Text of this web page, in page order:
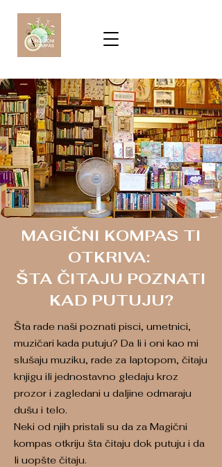
MAGIČNI KOMPAS TI
OTKRIVA:
ŠTA ČITAJU POZNATI
KAD PUTUJU?
Šta rade naši poznati pisci, umetnici,
muzičari kada putuju? Da li i oni kao mi
slušaju muziku, rade za laptopom, čitaju
knjigu ili jednostavno gledaju kroz
prozor i zagledani u daljine odmaraju
dušu i telo.
Neki od njih pristali su da za Magični
kompas otkriju šta čitaju dok putuju i da
li uopšte čitaju.